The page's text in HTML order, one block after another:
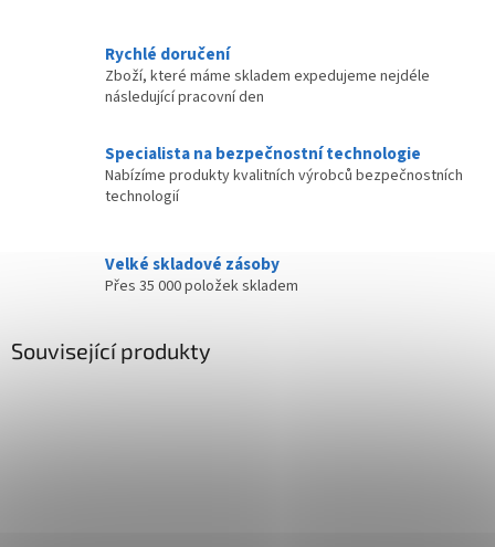
Rychlé doručení
Zboží, které máme skladem expedujeme nejdéle
následující pracovní den
Specialista na bezpečnostní technologie
Nabízíme produkty kvalitních výrobců bezpečnostních
technologií
Velké skladové zásoby
Přes 35 000 položek skladem
Související produkty